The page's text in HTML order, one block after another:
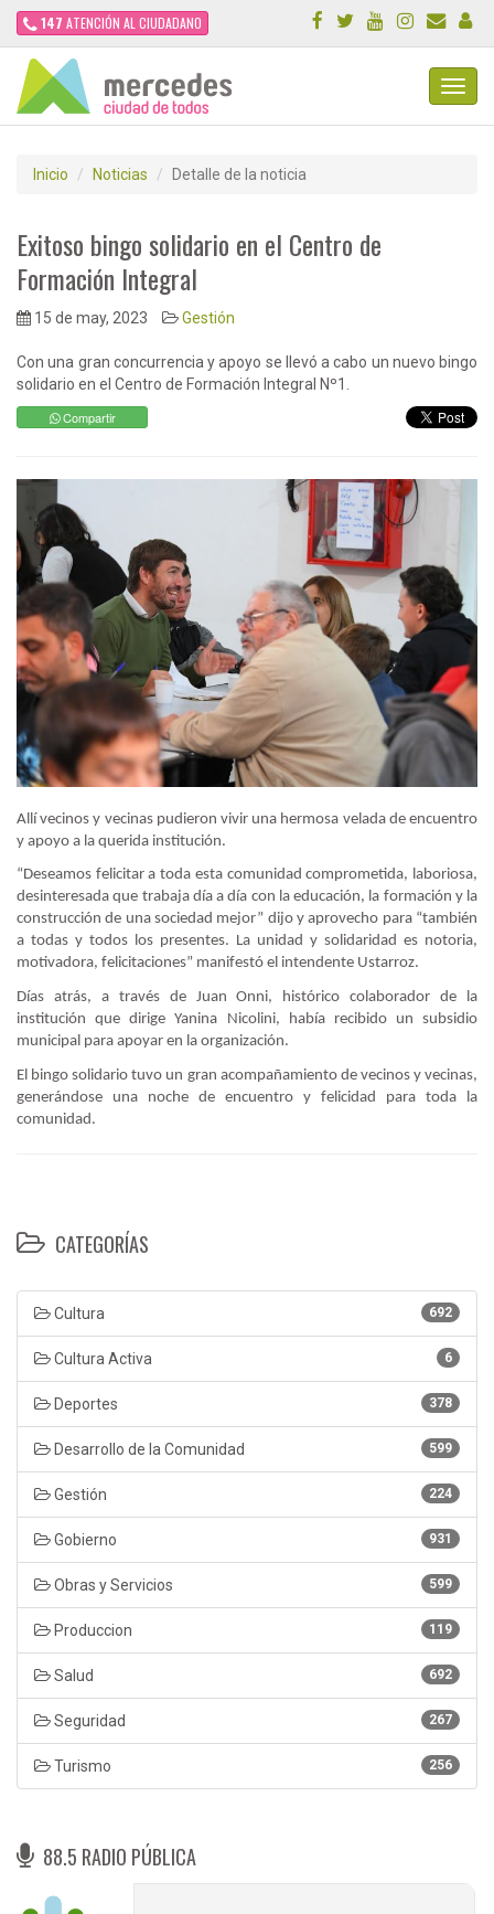
147 ATENCIÓN AL CIUDADANO
Inicio Noticias Detalle de la noticia
Exitoso bingo solidario en el Centro de
Formación Integral
15 de may, 2023 Gestión
Con una gran concurrencia y apoyo se llevó a cabo un nuevo bingo
solidario en el Centro de Formación Integral Nº1.
Compartir
Allí vecinos y vecinas pudieron vivir una hermosa velada de encuentro
y apoyo a la querida institución.
“Deseamos felicitar a toda esta comunidad comprometida, laboriosa,
desinteresada que trabaja día a día con la educación, la formación y la
construcción de una sociedad mejor” dijo y aprovecho para “también
a todas y todos los presentes. La unidad y solidaridad es notoria,
motivadora, felicitaciones” manifestó el intendente Ustarroz.
Días atrás, a través de Juan Onni, histórico colaborador de la
institución que dirige Yanina Nicolini, había recibido un subsidio
municipal para apoyar en la organización.
El bingo solidario tuvo un gran acompañamiento de vecinos y vecinas,
generándose una noche de encuentro y felicidad para toda la
comunidad.
CATEGORÍAS
692
Cultura
6
Cultura Activa
378
Deportes
599
Desarrollo de la Comunidad
224
Gestión
931
Gobierno
599
Obras y Servicios
119
Produccion
692
Salud
267
Seguridad
256
Turismo
88.5 RADIO PÚBLICA